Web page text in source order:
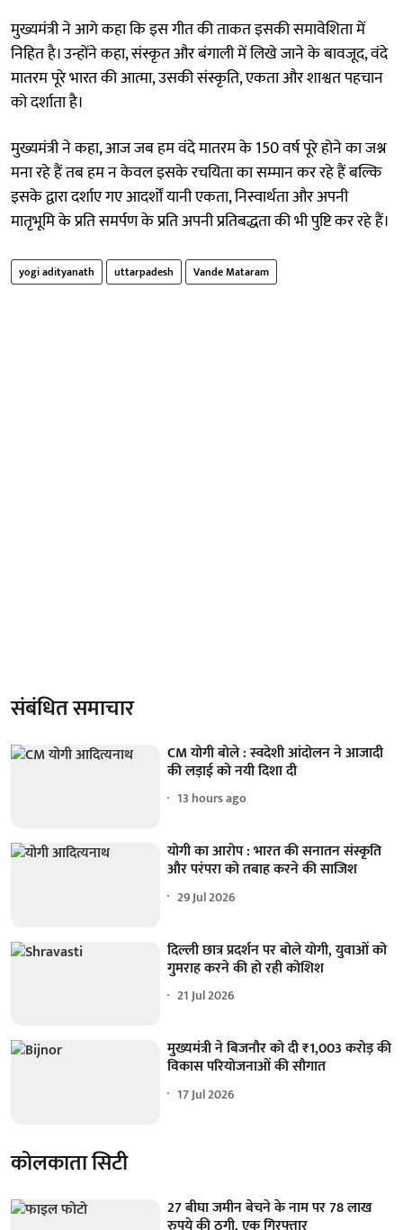
मुख्यमंत्री ने आगे कहा कि इस गीत की ताकत इसकी समावेशिता में
निहित है। उन्होंने कहा, संस्कृत और बंगाली में लिखे जाने के बावजूद, वंदे
मातरम पूरे भारत की आत्मा, उसकी संस्कृति, एकता और शाश्वत पहचान
को दर्शाता है।
मुख्यमंत्री ने कहा, आज जब हम वंदे मातरम के 150 वर्ष पूरे होने का जश्न
मना रहे हैं तब हम न केवल इसके रचयिता का सम्मान कर रहे हैं बल्कि
इसके द्वारा दर्शाए गए आदर्शों यानी एकता, निस्वार्थता और अपनी
मातृभूमि के प्रति समर्पण के प्रति अपनी प्रतिबद्धता की भी पुष्टि कर रहे हैं।
yogi adityanath uttarpadesh Vande Mataram
संबंधित समाचार
CM योगी बोले : स्वदेशी आंदोलन ने आजादी
की लड़ाई को नयी दिशा दी
13 hours ago
योगी का आरोप : भारत की सनातन संस्कृति
और परंपरा को तबाह करने की साजिश
29 Jul 2026
दिल्ली छात्र प्रदर्शन पर बोले योगी, युवाओं को
गुमराह करने की हो रही कोशिश
21 Jul 2026
मुख्यमंत्री ने बिजनौर को दी ₹1,003 करोड़ की
विकास परियोजनाओं की सौगात
17 Jul 2026
कोलकाता सिटी
27 बीघा जमीन बेचने के नाम पर 78 लाख